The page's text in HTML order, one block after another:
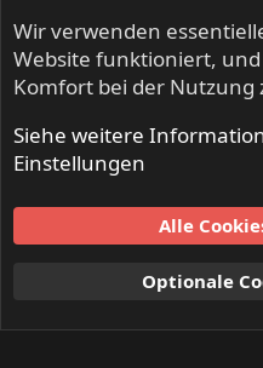
DEAF FOREVER - Alles zum
Wir verwenden
Website funktioniert,
Komfort bei der Nutzung
Siehe weitere
Einstellungen
Alle
Optionale